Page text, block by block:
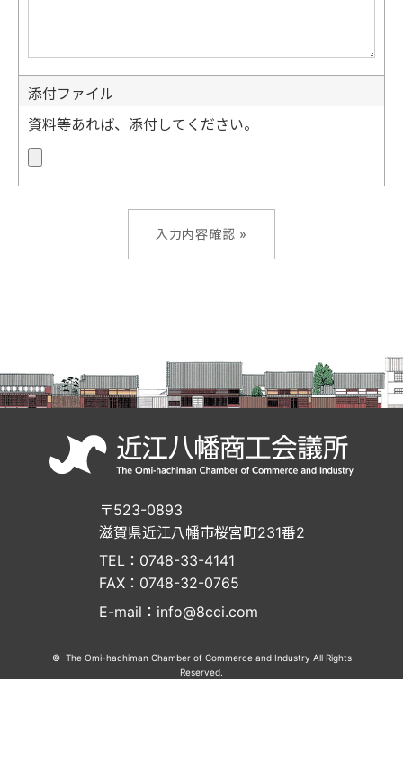
添付ファイル
資料等あれば、添付してください。
〒523-0893
滋賀県近江八幡市桜宮町231番2
TEL：0748-33-4141
FAX：0748-32-0765
E-mail：info@8cci.com
© The Omi-hachiman Chamber of Commerce and Industry All Rights
Reserved.